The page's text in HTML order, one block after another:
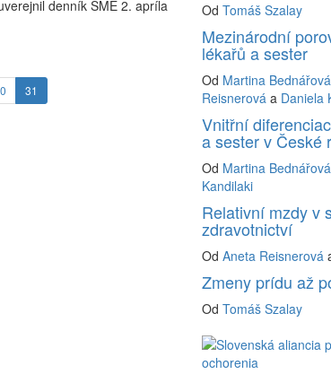
denník SME 2. apríla
31
OdTomáš Szalay
Mezinárodní
lékařů a sester
Od Martina Bednářová
Reisnerová a Daniela
Vnitřní
a sester v České
Od Martina Bednářová
Kandilaki
Relativní mzdy v
zdravotnictví
OdAneta Reisnerová
Zmeny prídu až
OdTomáš Szalay